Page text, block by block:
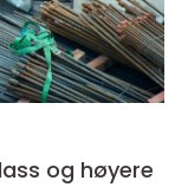
og høyere